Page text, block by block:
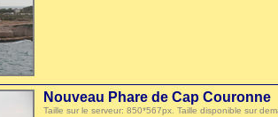
Nouveau Phare de Cap Couronne
Taille sur le serveur: 850*567px. Taille disponible sur